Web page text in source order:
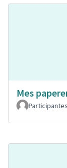
Mes
Participantes